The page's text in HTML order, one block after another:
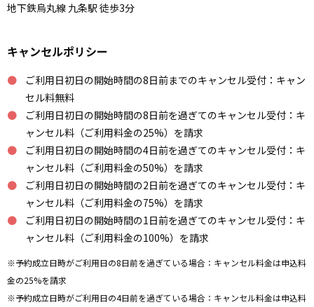
地下鉄烏丸線 九条駅 徒歩3分
キャンセルポリシー
ご利用日初日の開始時間の8日前までのキャンセル受付：キャン
セル料無料
ご利用日初日の開始時間の8日前を過ぎてのキャンセル受付：キ
ャンセル料（ご利用料金の25%）を請求
ご利用日初日の開始時間の4日前を過ぎてのキャンセル受付：キ
ャンセル料（ご利用料金の50%）を請求
ご利用日初日の開始時間の2日前を過ぎてのキャンセル受付：キ
ャンセル料（ご利用料金の75%）を請求
ご利用日初日の開始時間の1日前を過ぎてのキャンセル受付：キ
ャンセル料（ご利用料金の100%）を請求
※予約成立日時がご利用日の8日前を過ぎている場合：キャンセル料金は申込料
金の25%を請求
※予約成立日時がご利用日の4日前を過ぎている場合：キャンセル料金は申込料